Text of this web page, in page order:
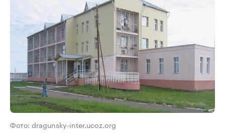
Фото: dragunsky-inter.ucoz.org